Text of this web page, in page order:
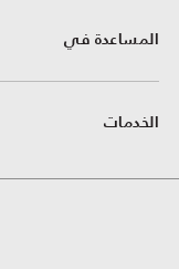
المساعدة في
الخدمات